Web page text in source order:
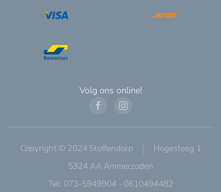
Volg ons online!
Copyright © 2024 Stoffendorp
Hogesteeg 1
5324 AA Ammerzoden
Tel: 073-5949904 - 0610494482